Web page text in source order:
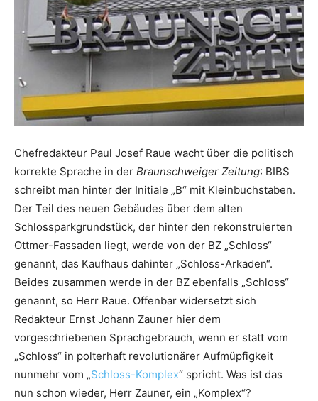
Chefredakteur Paul Josef Raue wacht über die politisch
korrekte Sprache in der Braunschweiger Zeitung: BIBS
schreibt man hinter der Initiale „B“ mit Kleinbuchstaben.
Der Teil des neuen Gebäudes über dem alten
Schlossparkgrundstück, der hinter den rekonstruierten
Ottmer-Fassaden liegt, werde von der BZ „Schloss“
genannt, das Kaufhaus dahinter „Schloss-Arkaden“.
Beides zusammen werde in der BZ ebenfalls „Schloss“
genannt, so Herr Raue. Offenbar widersetzt sich
Redakteur Ernst Johann Zauner hier dem
vorgeschriebenen Sprachgebrauch, wenn er statt vom
„Schloss“ in polterhaft revolutionärer Aufmüpfigkeit
nunmehr vom „Schloss-Komplex“ spricht. Was ist das
nun schon wieder, Herr Zauner, ein „Komplex“?